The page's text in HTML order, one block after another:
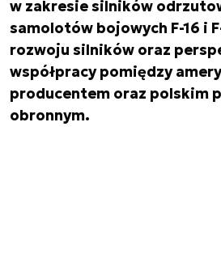
w zakresie silników
samolotów bojowych F-16 i
rozwoju silników oraz
współpracy pomiędzy
producentem oraz polskim
obronnym.